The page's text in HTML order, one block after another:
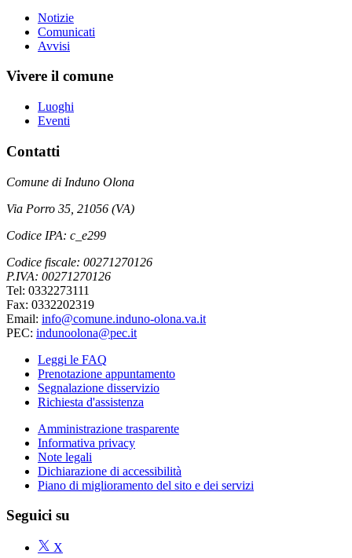
Notizie
Comunicati
Avvisi
Vivere il comune
Luoghi
Eventi
Contatti
Comune di Induno Olona
Via Porro 35, 21056 (VA)
Codice IPA: c_e299
Codice fiscale: 00271270126
P.IVA: 00271270126
Tel: 0332273111
Fax: 0332202319
Email: info@comune.induno-olona.va.it
PEC: indunoolona@pec.it
Leggi le FAQ
Prenotazione appuntamento
Segnalazione disservizio
Richiesta d'assistenza
Amministrazione trasparente
Informativa privacy
Note legali
Dichiarazione di accessibilità
Piano di miglioramento del sito e dei servizi
Seguici su
X